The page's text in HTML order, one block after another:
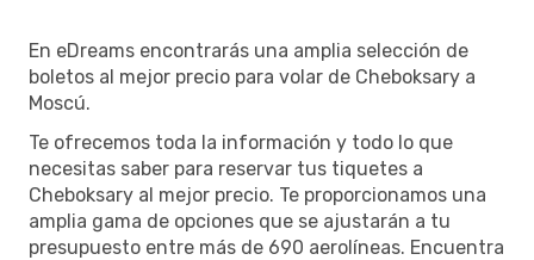
En eDreams encontrarás una amplia selección de
boletos al mejor precio para volar de Cheboksary a
Moscú.
Te ofrecemos toda la información y todo lo que
necesitas saber para reservar tus tiquetes a
Cheboksary al mejor precio. Te proporcionamos una
amplia gama de opciones que se ajustarán a tu
presupuesto entre más de 690 aerolíneas. Encuentra